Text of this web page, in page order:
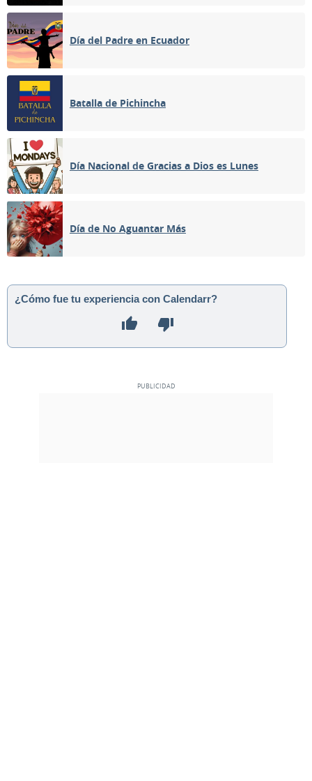
Día del Padre en Ecuador
Batalla de Pichincha
Día Nacional de Gracias a Dios es Lunes
Día de No Aguantar Más
¿Cómo fue tu experiencia con Calendarr?